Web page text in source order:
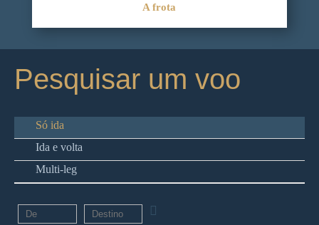
A frota
Pesquisar um voo
Só ida
Ida e volta
Multi-leg